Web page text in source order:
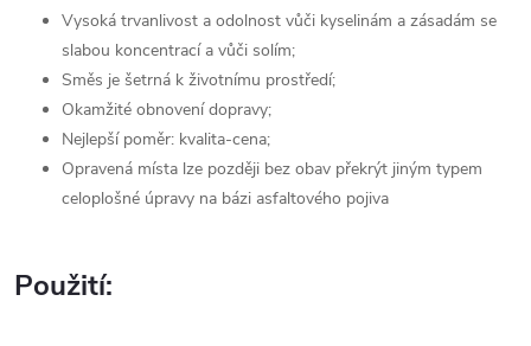
Vysoká trvanlivost a odolnost vůči kyselinám a zásadám se
slabou koncentrací a vůči solím;
Směs je šetrná k životnímu prostředí;
Okamžité obnovení dopravy;
Nejlepší poměr: kvalita-cena;
Opravená místa lze později bez obav překrýt jiným typem
celoplošné úpravy na bázi asfaltového pojiva
Použití: